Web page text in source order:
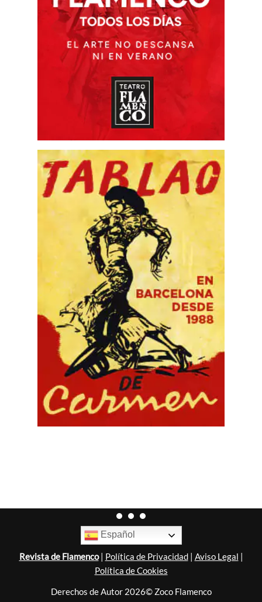
Español
Revista de Flamenco| Política de Privacidad| Aviso Legal |
Política de Cookies
Derechos de Autor 2026© Zoco Flamenco